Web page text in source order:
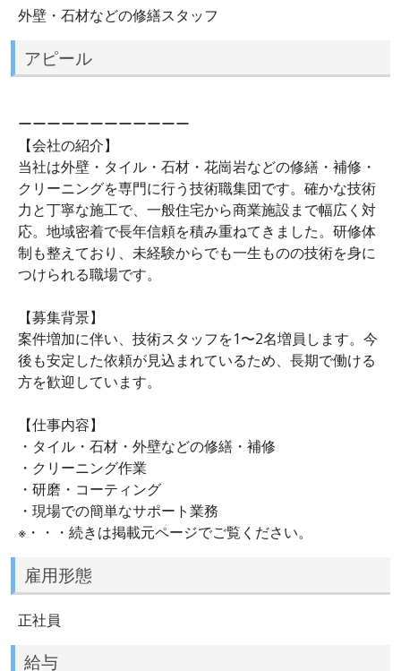
外壁・石材などの修繕スタッフ
アピール
ーーーーーーーーーーーー
【会社の紹介】
当社は外壁・タイル・石材・花崗岩などの修繕・補修・
クリーニングを専門に行う技術職集団です。確かな技術
力と丁寧な施工で、一般住宅から商業施設まで幅広く対
応。地域密着で長年信頼を積み重ねてきました。研修体
制も整えており、未経験からでも一生ものの技術を身に
つけられる職場です。
【募集背景】
案件増加に伴い、技術スタッフを1〜2名増員します。今
後も安定した依頼が見込まれているため、長期で働ける
方を歓迎しています。
【仕事内容】
・タイル・石材・外壁などの修繕・補修
・クリーニング作業
・研磨・コーティング
・現場での簡単なサポート業務
※・・・続きは掲載元ページでご覧ください。
雇用形態
正社員
給与